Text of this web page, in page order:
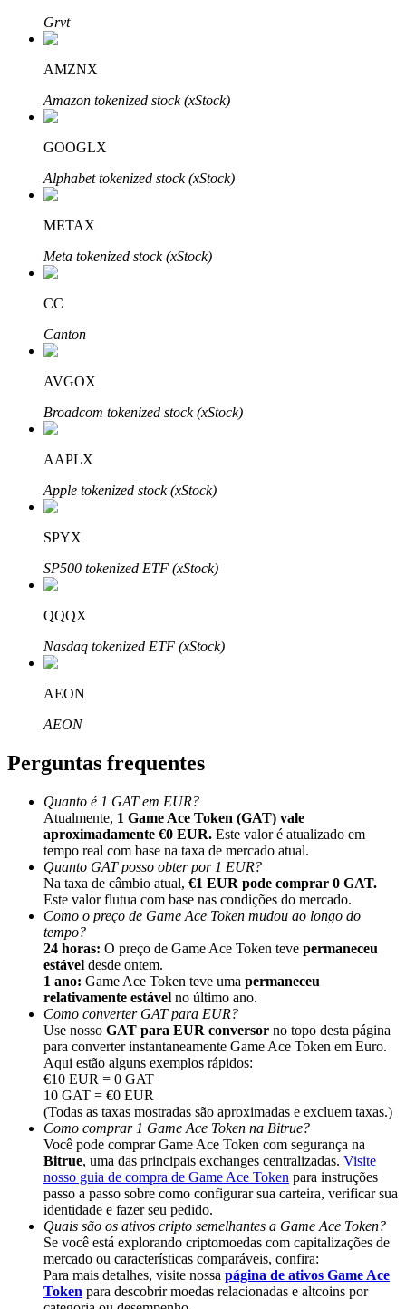
Obtenha lucro a longo prazo e interesses flexíveis
Aprenda a apostar
Aprenda como ganhar renda passiva
Bitrue
Parceiros Bitrue
Afiliados Bitrue
Até 65% de comissões!
Indicação
Convide um amigo para receber recompensas em dinheiro
Deposit CASHCAT & Win
Deposit CASHCAT & Win
Share 500000 CASHCAT prize pool
Exclusive for BitMart Users
Grvt
AMZNX
Amazon tokenized stock (xStock)
GOOGLX
Alphabet tokenized stock (xStock)
METAX
Meta tokenized stock (xStock)
CC
Canton
AVGOX
Broadcom tokenized stock (xStock)
AAPLX
Apple tokenized stock (xStock)
SPYX
SP500 tokenized ETF (xStock)
QQQX
Nasdaq tokenized ETF (xStock)
AEON
AEON
Perguntas frequentes
Quanto é 1 GAT em EUR?
Atualmente, 1 Game Ace Token (GAT) vale
aproximadamente €0 EUR. Este valor é atualizado em
tempo real com base na taxa de mercado atual.
Quanto GAT posso obter por 1 EUR?
Na taxa de câmbio atual, €1 EUR pode comprar 0 GAT.
Este valor flutua com base nas condições do mercado.
Como o preço de Game Ace Token mudou ao longo do
tempo?
24 horas: O preço de Game Ace Token teve permaneceu
estável desde ontem.
1 ano: Game Ace Token teve uma permaneceu
relativamente estável no último ano.
Como converter GAT para EUR?
Use nosso GAT para EUR conversor no topo desta página
para converter instantaneamente Game Ace Token em Euro.
Aqui estão alguns exemplos rápidos:
€10 EUR = 0 GAT
10 GAT = €0 EUR
(Todas as taxas mostradas são aproximadas e excluem taxas.)
Como comprar 1 Game Ace Token na Bitrue?
Você pode comprar Game Ace Token com segurança na
Bitrue, uma das principais exchanges centralizadas. Visite
nosso guia de compra de Game Ace Token para instruções
passo a passo sobre como configurar sua carteira, verificar sua
identidade e fazer seu pedido.
Quais são os ativos cripto semelhantes a Game Ace Token?
Se você está explorando criptomoedas com capitalizações de
mercado ou características comparáveis, confira:
Para mais detalhes, visite nossa página de ativos Game Ace
Token para descobrir moedas relacionadas e altcoins por